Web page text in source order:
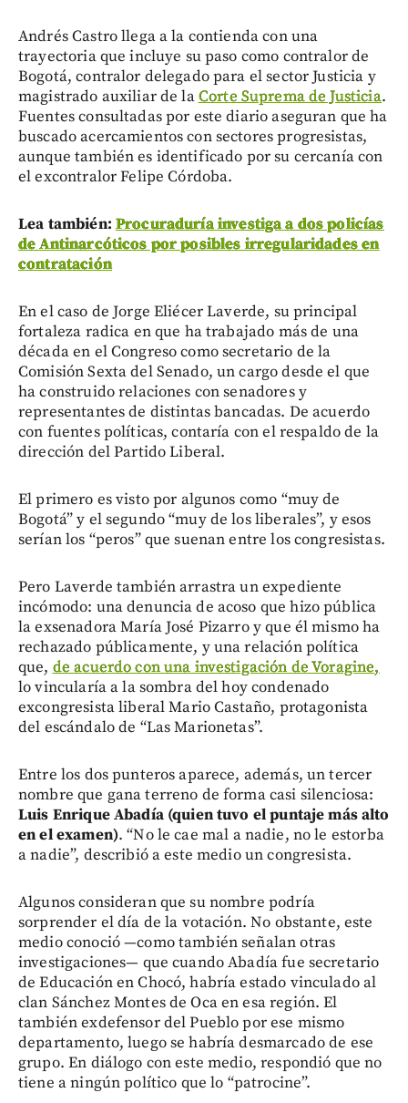
Andrés Castro llega a la contienda con una
trayectoria que incluye su paso como contralor de
Bogotá, contralor delegado para el sector Justicia y
magistrado auxiliar de laCorte Suprema de Justicia.
Fuentes consultadas por este diario aseguran que ha
buscado acercamientos con sectores progresistas,
aunque también es identificado por su cercanía con
el excontralor Felipe Córdoba.
Lea también: Procuraduría investiga a dos policías
de Antinarcóticos por posibles irregularidades en
contratación
En el caso de Jorge Eliécer Laverde, su principal
fortaleza radica en que ha trabajado más de una
década en el Congreso como secretario de la
Comisión Sexta del Senado, un cargo desde el que
ha construido relaciones con senadores y
representantes de distintas bancadas. De acuerdo
con fuentes políticas, contaría con el respaldo de la
dirección del Partido Liberal.
El primero es visto por algunos como “muy de
Bogotá” y el segundo “muy de los liberales”, y esos
serían los “peros” que suenan entre los congresistas.
Pero Laverde también arrastra un expediente
incómodo: una denuncia de acoso que hizo pública
la exsenadora María José Pizarro y que él mismo ha
rechazado públicamente, y una relación política
que, de acuerdo con una investigación de Voragine,
lo vincularía a la sombra del hoy condenado
excongresista liberal Mario Castaño, protagonista
del escándalo de “Las Marionetas”.
Entre los dos punteros aparece, además, un tercer
nombre que gana terreno de forma casi silenciosa:
Luis Enrique Abadía (quien tuvo el puntaje más alto
en el examen). “No le cae mal a nadie, no le estorba
a nadie”, describió a este medio un congresista.
Algunos consideran que su nombre podría
sorprender el día de la votación. No obstante, este
medio conoció —como también señalan otras
investigaciones— que cuando Abadía fue secretario
de Educación en Chocó, habría estado vinculado al
clan Sánchez Montes de Oca en esa región. El
también exdefensor del Pueblo por ese mismo
departamento, luego se habría desmarcado de ese
grupo. En diálogo con este medio, respondió que no
tiene a ningún político que lo “patrocine”.